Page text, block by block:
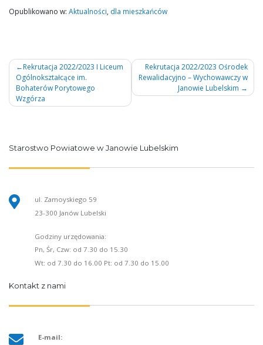
Opublikowano w: Aktualności, dla mieszkańców
Nawigacja
wpisu
Rekrutacja 2022/2023 I Liceum
Ogólnokształcące im.
Bohaterów Porytowego
Wzgórza
Rekrutacja 2022/2023 Ośrodek
Rewalidacyjno – Wychowawczy w
Janowie Lubelskim
Starostwo Powiatowe w Janowie Lubelskim
ul. Zamoyskiego 59
23-300 Janów Lubelski
Godziny urzędowania:
Pn, Śr, Czw: od 7.30 do 15.30
Wt: od 7.30 do 16.00 Pt: od 7.30 do 15.00
Kontakt z nami
E-mail: